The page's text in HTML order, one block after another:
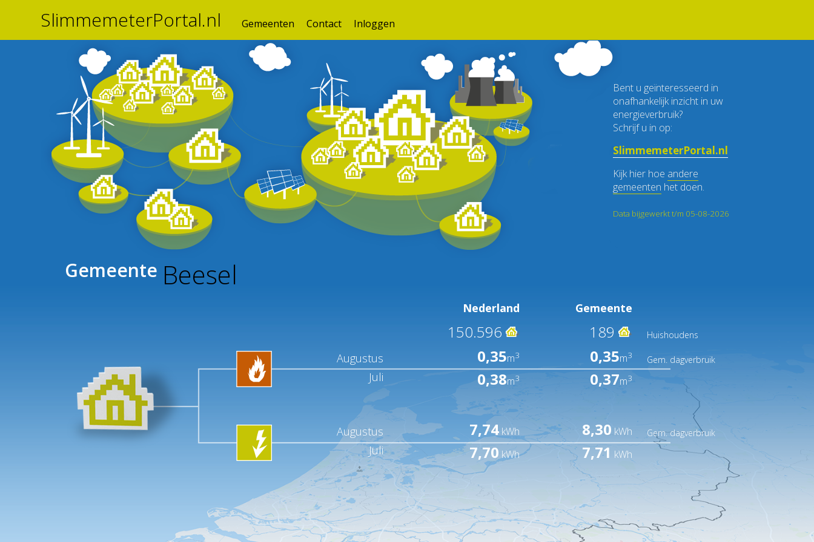
SlimmemeterPortal.nl Gemeenten Contact Inloggen
Bent u geïnteresseerd in
onafhankelijk inzicht in uw
energieverbruik?
Schrijf u in op:
SlimmemeterPortal.nl
Kijk hier hoe andere
gemeenten het doen.
Data bijgewerkt t/m 05-08-2026
Gemeente Beesel
Nederland Gemeente
150.596 189 Huishoudens
Augustus 0,35m3 0,35m3 Gem. dagverbruik
Juli 0,38m3 0,37m3
Augustus 7,74 kWh 8,30 kWh Gem. dagverbruik
Juli 7,70 kWh 7,71 kWh